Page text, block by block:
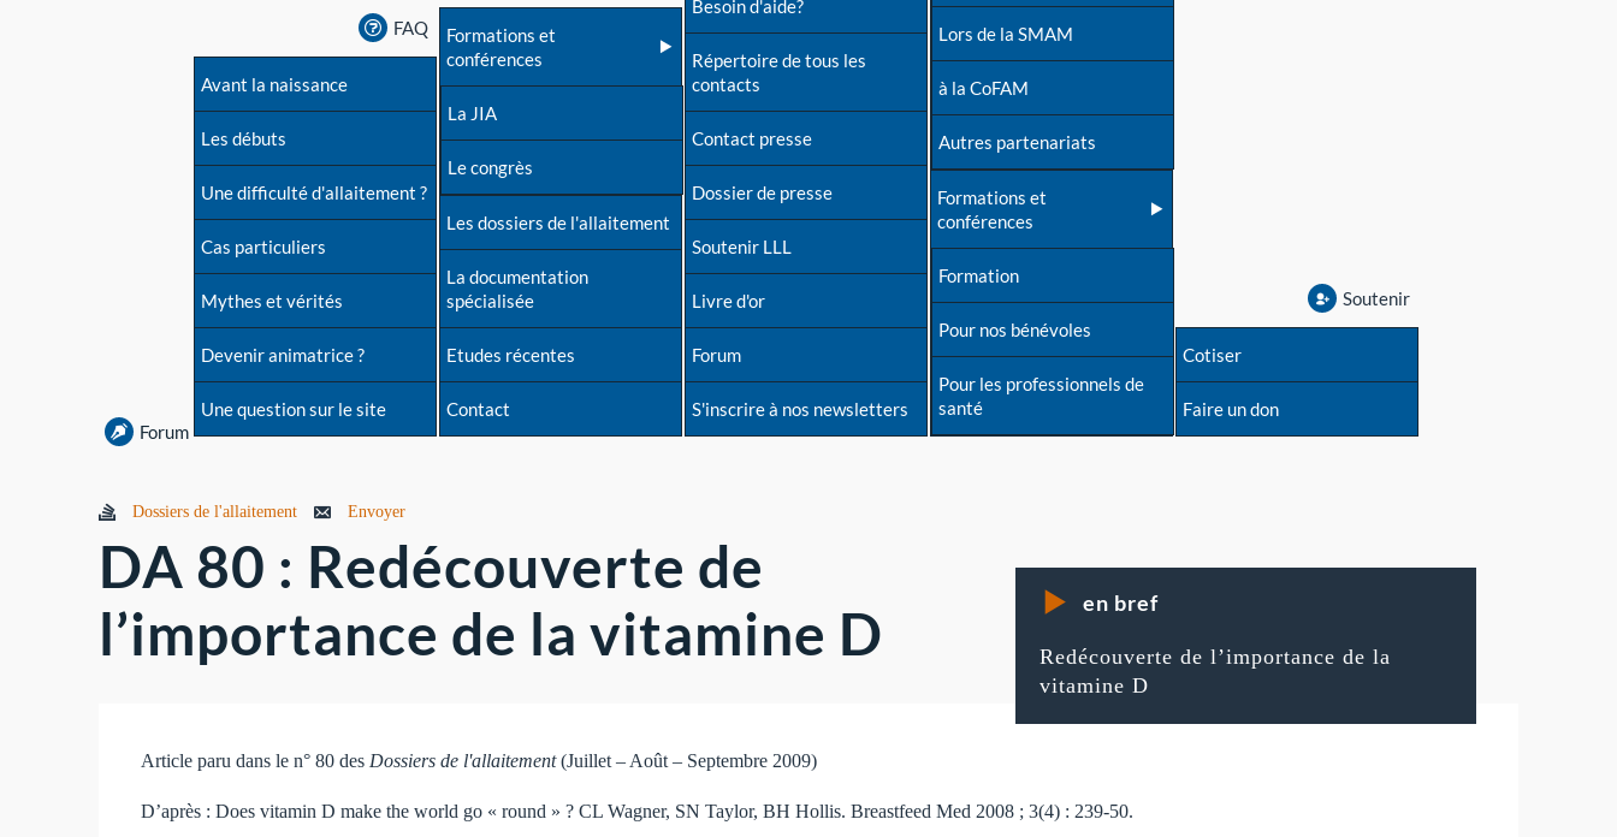
Forum
FAQ
Avant la naissance
Les débuts
Une difficulté d'allaitement ?
Cas particuliers
Mythes et vérités
Devenir animatrice ?
Une question sur le site
Formations et
conférences
La JIA
Le congrès
Les dossiers de l'allaitement
La documentation
spécialisée
Etudes récentes
Contact
Besoin d'aide?
Répertoire de tous les
contacts
Contact presse
Dossier de presse
Soutenir LLL
Livre d'or
Forum
S'inscrire à nos newsletters
Lors de la SMAM
à la CoFAM
Autres partenariats
Formations et
conférences
Formation
Pour nos bénévoles
Pour les professionnels de
santé
Soutenir
Cotiser
Faire un don
en bref
Redécouverte de l’importance de la
vitamine D
Dossiers de l'allaitement Envoyer
DA 80 : Redécouverte de
l’importance de la vitamine D
Article paru dans le n° 80 des Dossiers de l'allaitement(Juillet – Août – Septembre 2009)
D’après : Does vitamin D make the world go « round » ? CL Wagner, SN Taylor, BH Hollis. Breastfeed Med 2008 ; 3(4) : 239-50.